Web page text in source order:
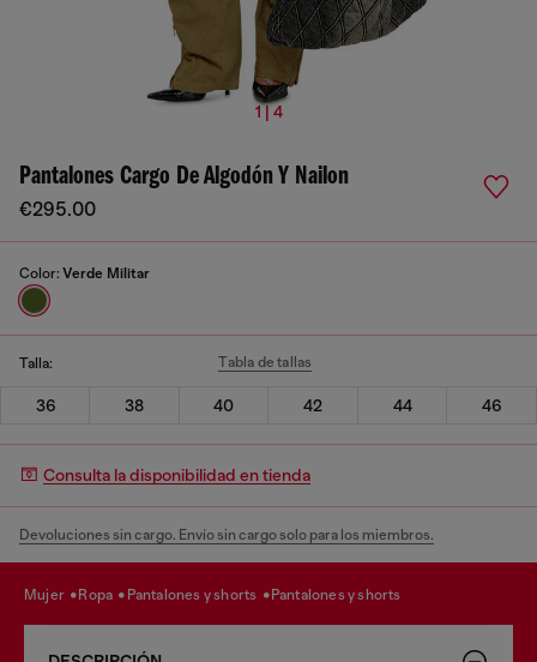
1 | 4
Pantalones Cargo De Algodón Y Nailon
€295.00
Color: Verde Militar
Talla: Tabla de tallas
36 38 40 42 44 46
Consulta la disponibilidad en tienda
Devoluciones sin cargo. Envío sin cargo solo para los miembros.
mujer ropa pantalones y shorts pantalones y shorts